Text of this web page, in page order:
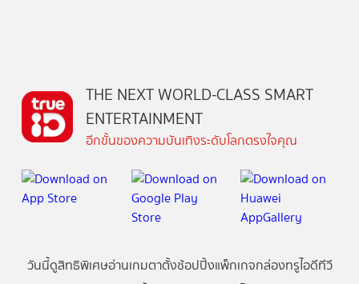
THE NEXT WORLD-CLASS SMART
ENTERTAINMENT
อีกขั้นของความบันเทิงระดับโลกตรงใจคุณ
วันนี้ดูสิทธิพิเศษอ่านเกมตาตั้งช้อปปิ้งแพ็กเกจกล่องทรูไอดีทีวี